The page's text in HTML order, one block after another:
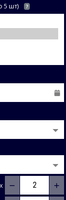
5 шт) ?
− +